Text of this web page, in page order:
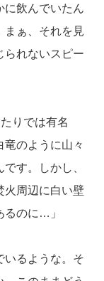
に飲んでいたん
ぁ、それを見
られないスピー
りでは有名
のように山々
す。しかし、
火周辺に白い壁
るのに…」
いるような。そ